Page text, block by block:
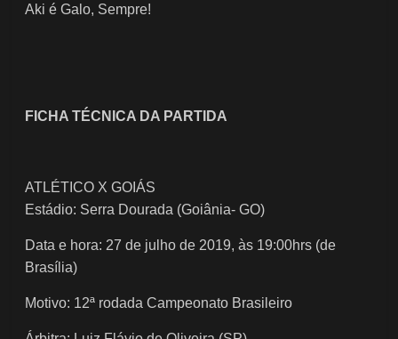
Aki é Galo, Sempre!
FICHA TÉCNICA DA PARTIDA
ATLÉTICO X GOIÁS
​Estádio: Serra Dourada (Goiânia- GO)
Data e hora: 27 de julho de 2019, às 19:00hrs (de
Brasília)
Motivo: 12ª rodada Campeonato Brasileiro